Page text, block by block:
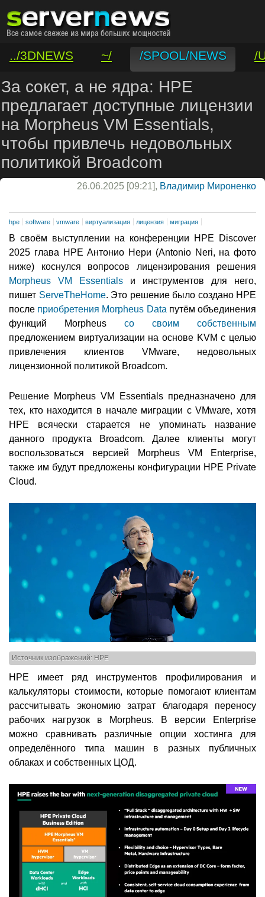
../3DNEWS ~/ /SPOOL/NEWS
/
/VAR/CONTACT
За сокет, а не ядра: HPE
предлагает доступные лицензии
на Morpheus VM Essentials,
чтобы привлечь недовольных
политикой Broadcom
26.06.2025 [09:21], Владимир Мироненко
hpe software vmware виртуализация лицензия миграция
В своём выступлении на конференции HPE Discover
2025 глава HPE Антонио Нери (Antonio Neri, на фото
ниже) коснулся вопросов лицензирования решения
Morpheus VM Essentials и инструментов для него,
пишет ServeTheHome. Это решение было создано HPE
после приобретения Morpheus Data путём объединения
функций Morpheus со своим собственным
предложением виртуализации на основе KVM с целью
привлечения клиентов VMware, недовольных
лицензионной политикой Broadcom.
Решение Morpheus VM Essentials предназначено для
тех, кто находится в начале миграции с VMware, хотя
HPE всячески старается не упоминать название
данного продукта Broadcom. Далее клиенты могут
воспользоваться версией Morpheus VM Enterprise,
также им будут предложены конфигурации HPE Private
Cloud.
Источник изображений: HPE
HPE имеет ряд инструментов профилирования и
калькуляторы стоимости, которые помогают клиентам
рассчитывать экономию затрат благодаря переносу
рабочих нагрузок в Morpheus. В версии Enterprise
можно сравнивать различные опции хостинга для
определённого типа машин в разных публичных
облаках и собственных ЦОД.